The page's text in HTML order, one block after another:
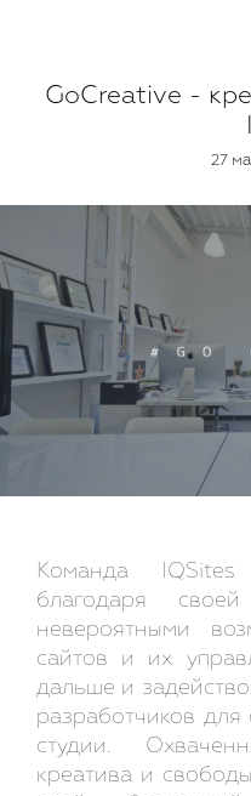
GoCreative -
27
Команда
благодаря
невероятными
сайтов и их
дальше и
разработчиков
студии.
креатива и